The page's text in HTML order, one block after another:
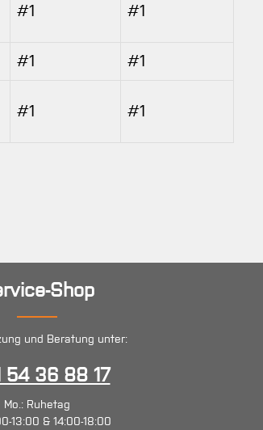
#1 #1
#1
#1
#1 #1
Shop
und Beratung unter:
54 36 88 17
Mo.: Ruhetag
13:00 & 14:00-18:00